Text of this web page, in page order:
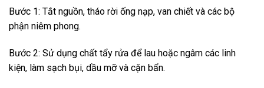
Bước 1: Tắt nguồn, tháo rời ống nạp, van chiết và các bộ
phận niêm phong.
Bước 2: Sử dụng chất tẩy rửa để lau hoặc ngâm các linh
kiện, làm sạch bụi, dầu mỡ và cặn bẩn.